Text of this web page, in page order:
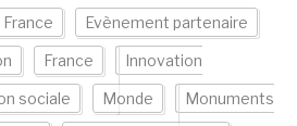
France Evènement partenaire
France Innovation
sociale Monde Monuments